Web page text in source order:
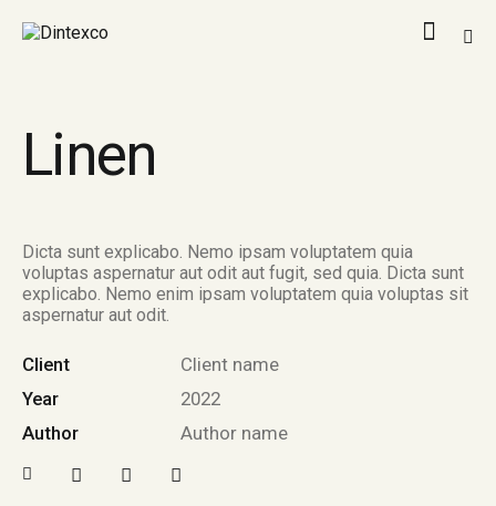
Linen
Dicta sunt explicabo. Nemo ipsam voluptatem quia
voluptas aspernatur aut odit aut fugit, sed quia. Dicta sunt
explicabo. Nemo enim ipsam voluptatem quia voluptas sit
aspernatur aut odit.
Client
Client name
Year
2022
Author
Author name